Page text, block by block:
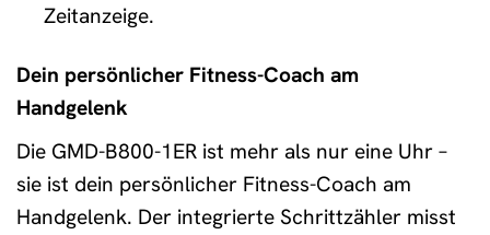
Zeitanzeige.
Dein persönlicher Fitness-Coach am
Handgelenk
Die GMD-B800-1ER ist mehr als nur eine Uhr –
sie ist dein persönlicher Fitness-Coach am
Handgelenk. Der integrierte Schrittzähler misst